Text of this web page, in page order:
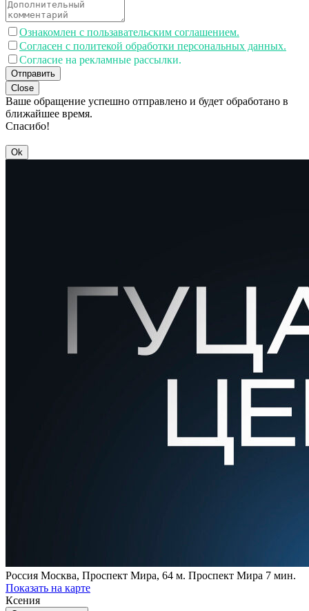
Ознакомлен с пользавательским соглашением.
Согласен с политекой обработки персональных данных.
Согласие на рекламные рассылки.
Отправить
Close
Ваше обращение успешно отправлено и будет обработано в
ближайшее время.
Спасибо!
Ok
Россия Москва, Проспект Мира, 64 м. Проспект Мира 7 мин.
Показать на карте
Ксения